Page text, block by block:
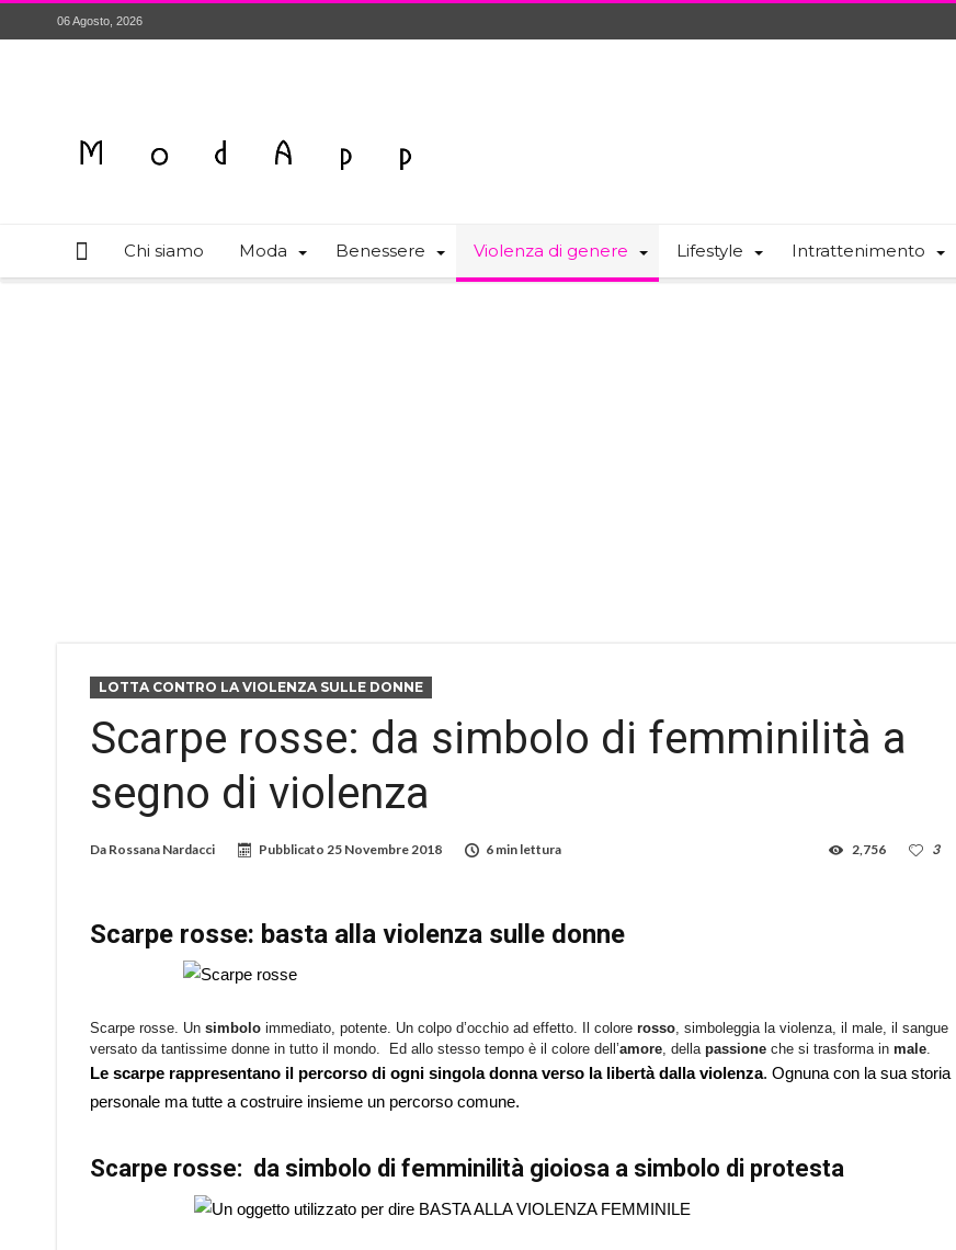
06 Agosto, 2026
Chi siamo Moda Benessere Violenza di genere Lifestyle Intrattenimento
LOTTA CONTRO LA VIOLENZA SULLE DONNE
Scarpe rosse: da simbolo di femminilità a
segno di violenza
Da Rossana Nardacci Pubblicato 25 Novembre 2018 6 min lettura 3
2,756
Scarpe rosse: basta alla violenza sulle donne
Scarpe rosse. Un simbolo immediato, potente. Un colpo d’occhio ad effetto. Il colore rosso, simboleggia la violenza, il male, il sangue
versato da tantissime donne in tutto il mondo. Ed allo stesso tempo è il colore dell’amore, della passione che si trasforma in male.
Le scarpe rappresentano il percorso di ogni singola donna verso la libertà dalla violenza. Ognuna con la sua storia
personale ma tutte a costruire insieme un percorso comune.
Scarpe rosse: da simbolo di femminilità gioiosa a simbolo di protesta